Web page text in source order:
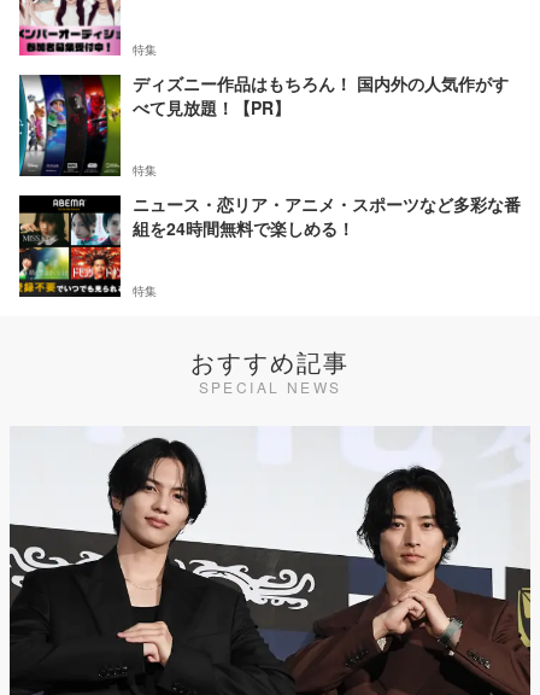
特集
ディズニー作品はもちろん！ 国内外の人気作がす
べて見放題！【PR】
特集
ニュース・恋リア・アニメ・スポーツなど多彩な番
組を24時間無料で楽しめる！
特集
おすすめ記事
SPECIAL NEWS